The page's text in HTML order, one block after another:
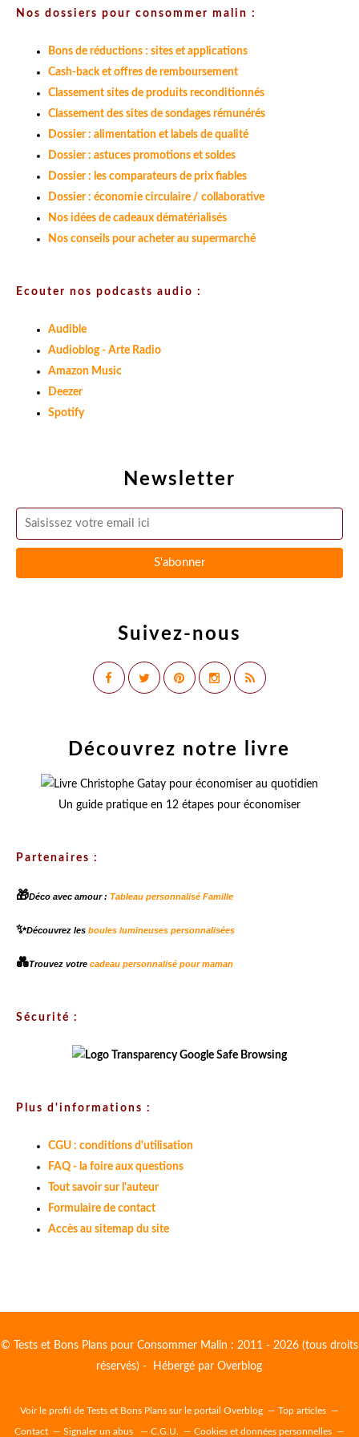
Newsletter
Suivez-nous
Nos dossiers pour consommer malin :
Bons de réductions : sites et applications
Cash-back et offres de remboursement
Classement sites de produits reconditionnés
Classement des sites de sondages rémunérés
Dossier : alimentation et labels de qualité
Dossier : astuces promotions et soldes
Dossier : les comparateurs de prix fiables
Dossier : économie circulaire / collaborative
Nos idées de cadeaux dématérialisés
Nos conseils pour acheter au supermarché
Ecouter nos podcasts audio :
Audible
Audioblog - Arte Radio
Amazon Music
Deezer
Spotify
Découvrez notre livre
Un guide pratique en 12 étapes pour économiser
Partenaires :
🎁Déco avec amour : Tableau personnalisé Famille
✨Découvrez les boules lumineuses personnalisées
💑Trouvez votre cadeau personnalisé pour maman
Sécurité :
Plus d'informations :
CGU : conditions d'utilisation
FAQ - la foire aux questions
Tout savoir sur l'auteur
Formulaire de contact
Accès au sitemap du site
© Tests et Bons Plans pour Consommer Malin : 2011 - 2026 (tous droits
réservés) - Hébergé parOverblog
Voir le profil de Tests et Bons Plans sur le portail Overblog Top articles
Contact Signaler un abus C.G.U. Cookies et données personnelles